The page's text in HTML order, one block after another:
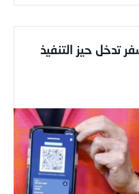
تدخل حيز التنفيذ